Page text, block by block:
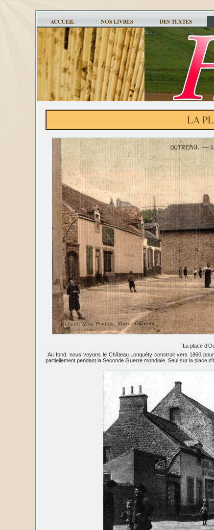
ACCUEIL NOS LIVRES DES TEXTES
LA
La place
Au fond, nous voyons le Château Lonquéty construit vers 1860
partiellement pendant la Seconde Guerre mondiale. Seul sur la place